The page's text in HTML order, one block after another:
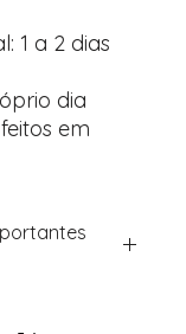
1 a 2 dias
dia
em
de checkout